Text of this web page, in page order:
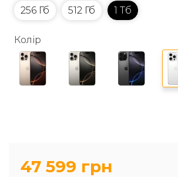
256 Гб
512 Гб 1 Тб
Колір
47 599 грн